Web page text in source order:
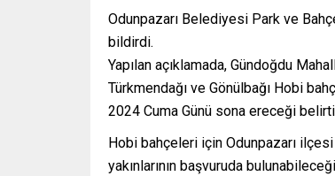
Odunpazarı Belediyesi Park ve
bildirdi.
Yapılan açıklamada, Gündoğdu
Türkmendağı ve Gönülbağı Hobi
2024 Cuma Günü sona ereceği
Hobi bahçeleri için Odunpazarı
yakınlarının başvuruda